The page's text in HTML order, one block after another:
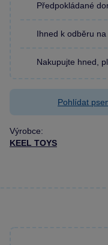
Předpokládané
Ihned k odběru na
Nakupujte hned,
Pohlídat
Výrobce:
KEEL TOYS